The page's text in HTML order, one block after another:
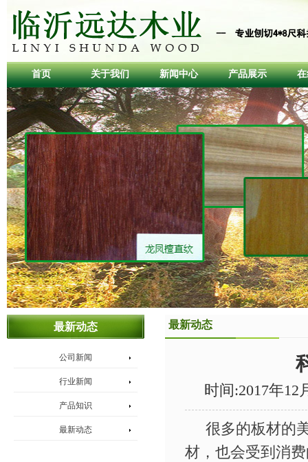
首页 关于我们 新闻中心 产品展示
最新动态
公司新闻
行业新闻
产品知识
最新动态
最新动态
时间:2017年12
很多的板材的美
材，也会受到消